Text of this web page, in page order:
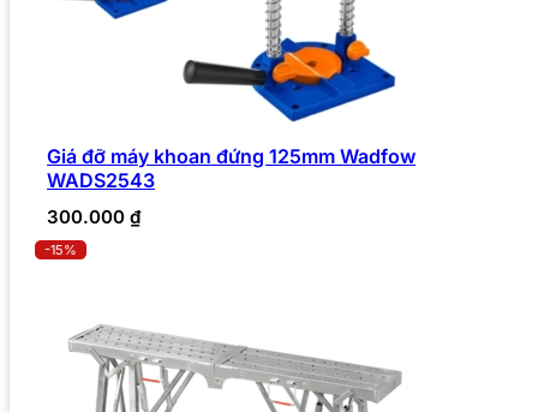
Giá đỡ máy khoan đứng 125mm Wadfow
WADS2543
300.000 ₫
-15%